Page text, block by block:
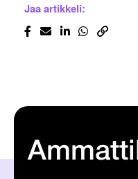
Jaa artikkeli: